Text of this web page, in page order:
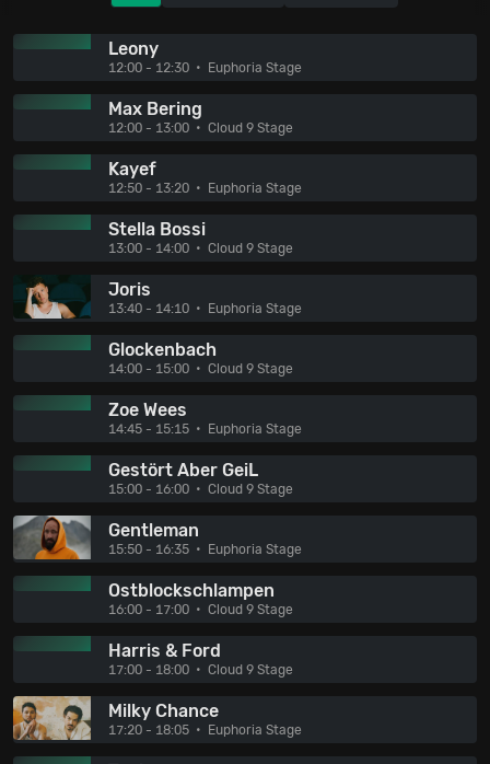
Leony
12:00 - 12:30 Euphoria Stage
Max Bering
12:00 - 13:00 Cloud 9 Stage
Kayef
12:50 - 13:20 Euphoria Stage
Stella Bossi
13:00 - 14:00 Cloud 9 Stage
Joris
13:40 - 14:10 Euphoria Stage
Glockenbach
14:00 - 15:00 Cloud 9 Stage
Zoe Wees
14:45 - 15:15 Euphoria Stage
Gestört Aber GeiL
15:00 - 16:00 Cloud 9 Stage
Gentleman
15:50 - 16:35 Euphoria Stage
Ostblockschlampen
16:00 - 17:00 Cloud 9 Stage
Harris & Ford
17:00 - 18:00 Cloud 9 Stage
Milky Chance
17:20 - 18:05 Euphoria Stage